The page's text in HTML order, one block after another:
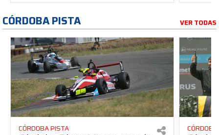
CÓRDOBA PISTA VER TODAS
CÓRDOBA PISTA